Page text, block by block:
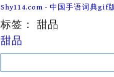
Skip
content
Shy114.com - 中国手语词典gif
标签： 甜品
甜品
Search